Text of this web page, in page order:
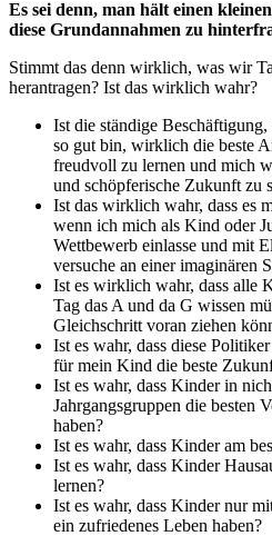
Es sei denn, man hält einen
diese Grundannahmen zu
Stimmt das denn wirklich, was wir
herantragen? Ist das wirklich wahr?
Ist die ständige
so gut bin, wirklich die beste
freudvoll zu lernen und mich
und schöpferische Zukunft zu
Ist das wirklich wahr, dass es
wenn ich mich als Kind oder
Wettbewerb einlasse und mit
versuche an einer imaginären
Ist es wirklich wahr, dass alle
Tag das A und da G wissen
Gleichschritt voran ziehen
Ist es wahr, dass diese
für mein Kind die beste
Ist es wahr, dass Kinder in
Jahrgangsgruppen die besten
haben?
Ist es wahr, dass Kinder am
Ist es wahr, dass Kinder
lernen?
Ist es wahr, dass Kinder nur
ein zufriedenes Leben haben?